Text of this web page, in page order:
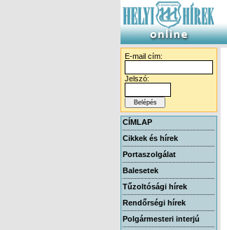
E-mail cím:
Jelszó:
CÍMLAP
Cikkek és hírek
Portaszolgálat
Balesetek
Tűzoltósági hírek
Rendőrségi hírek
Polgármesteri interjú